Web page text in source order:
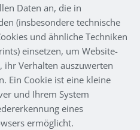
Daten an, die in
(insbesondere technische
und ähnliche Techniken
einsetzen, um Website-
ihr Verhalten auszuwerten
Ein Cookie ist eine kleine
und Ihrem System
eines
ermöglicht.